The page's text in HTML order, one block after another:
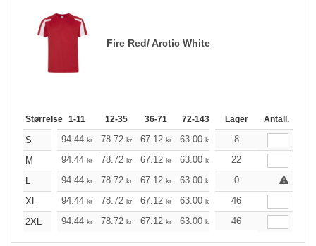
Fire Red/ Arctic White
Størrelse 1-11 12-35 36-71 72-143 144-287 288 +
Lager Antall.
S 94.44 kr 78.72 kr 67.12 kr 63.00 kr 59.76
8
M
94.44 kr 78.72 kr 67.12 kr 63.00 kr 59.76
22
L
94.44 kr 78.72 kr 67.12 kr 63.00 kr 59.76 59.32kr
0
XL
94.44 kr 78.72 kr 67.12 kr 63.00 kr 59.76
46
2XL
94.44 kr 78.72 kr 67.12 kr 63.00 kr 59.76
46